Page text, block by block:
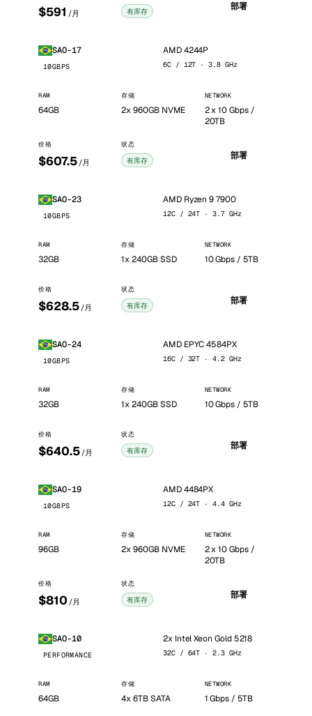
$591 /月 有库存 部署
SAO-17
10GBPS
AMD 4244P
6C / 12T · 3.8 GHz
RAM
64GB
存储
2x 960GB NVME
NETWORK
2 x 10 Gbps /
20TB
价格
$607.5 /月
状态
有库存 部署
SAO-23
10GBPS
AMD Ryzen 9 7900
12C / 24T · 3.7 GHz
RAM
32GB
存储
1x 240GB SSD
NETWORK
10 Gbps / 5TB
价格
$628.5 /月
状态
有库存 部署
SAO-24
10GBPS
AMD EPYC 4584PX
16C / 32T · 4.2 GHz
RAM
32GB
存储
1x 240GB SSD
NETWORK
10 Gbps / 5TB
价格
$640.5 /月
状态
有库存 部署
SAO-19
10GBPS
AMD 4484PX
12C / 24T · 4.4 GHz
RAM
96GB
存储
2x 960GB NVME
NETWORK
2 x 10 Gbps /
20TB
价格
$810 /月
状态
有库存 部署
SAO-10
PERFORMANCE
2x Intel Xeon Gold 5218
32C / 64T · 2.3 GHz
RAM
64GB
存储
4x 6TB SATA
NETWORK
1 Gbps / 5TB